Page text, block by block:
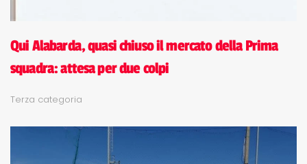
Qui Alabarda, quasi chiuso il mercato della Prima
squadra: attesa per due colpi
Terza categoria